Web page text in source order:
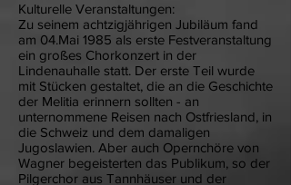
Kulturelle Veranstaltungen:
Zu seinem achtzigjährigen Jubiläum fand
am 04.Mai 1985 als erste Festveranstaltung
ein großes Chorkonzert in der
Lindenauhalle statt. Der erste Teil wurde
mit Stücken gestaltet, die an die Geschichte
der Melitia erinnern sollten - an
unternommene Reisen nach Ostfriesland, in
die Schweiz und dem damaligen
Jugoslawien. Aber auch Opernchöre von
Wagner begeisterten das Publikum, so der
Pilgerchor aus Tannhäuser und der